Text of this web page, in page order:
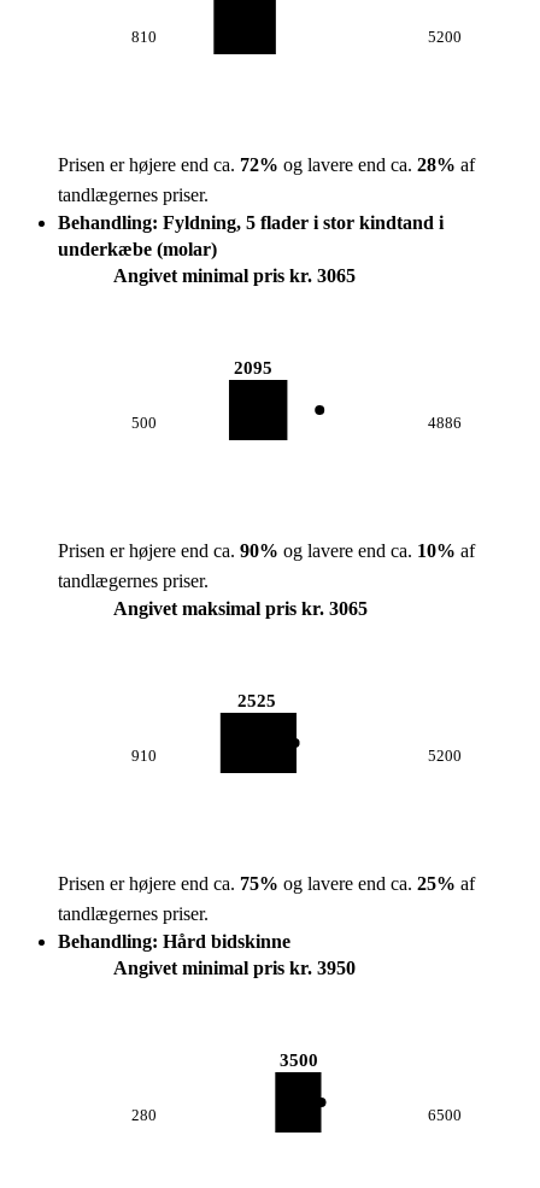
810 5200
Prisen er højere end ca. 72% og lavere end ca. 28% af
tandlægernes priser.
Behandling: Fyldning, 5 flader i stor kindtand i
underkæbe (molar)
Angivet minimal pris kr. 3065
500
2095
4886
Prisen er højere end ca. 90% og lavere end ca. 10% af
tandlægernes priser.
Angivet maksimal pris kr. 3065
910
2525
5200
Prisen er højere end ca. 75% og lavere end ca. 25% af
tandlægernes priser.
Behandling: Hård bidskinne
Angivet minimal pris kr. 3950
280
3500
6500